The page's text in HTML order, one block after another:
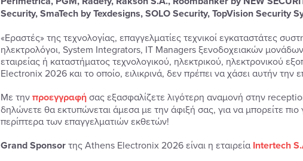
Security, SmaTech by Texdesigns, SOLO Security, TopVision Security
«Εραστές» της τεχνολογίας, επαγγελματίες τεχνικοί εγκαταστάτες
ηλεκτρολόγοι, System Integrators, IT Managers ξενοδοχειακών
εταιρείας ή καταστήματος τεχνολογικού, ηλεκτρικού, ηλεκτρονικού
Electronix 2026 και το οποίο, ειλικρινά, δεν πρέπει να χάσει αυτήν την
Με τηνπροεγγραφήσας εξασφαλίζετε λιγότερη αναμονή στην
δηλώνετε θα εκτυπώνεται άμεσα με την άφιξή σας, για να μπορείτε
περίπτερα των επαγγελματιών εκθετών!
Grand Sponsorτης Athens Electronix 2026 είναι η εταιρεία Intertech